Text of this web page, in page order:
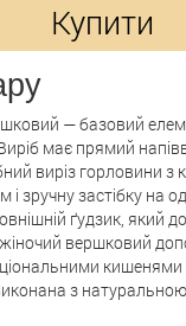
Купити
— базовий
має прямий
виріз горловини з
і зручну застібку на
ґудзик, який
вершковий
з